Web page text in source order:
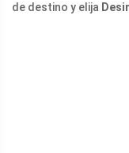
de destino y elija